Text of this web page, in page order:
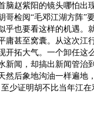
脑赵紫阳的镜头哪怕出
哥检阅“毛邓江湖方阵”
乎也要看这样的机遇。
庸甚至窝囊。从这次江
开拓大气。一个卸任这
新闻，却搞出新闻管治
然后象地沟油一样遍地
少证明胡不比当年江